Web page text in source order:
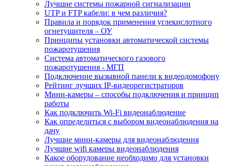
Лучшие системы пожарной сигнализации
UTP и FTP кабели: в чем различия?
Правила и порядок применения углекислотного
огнетушителя – ОУ
Принципы установки автоматической системы
пожаротушения
Система автоматического газового
пожаротушения - МГП
Подключение вызывной панели к видеодомофону
Рейтинг лучших IP-видеорегистраторов
Мини-камеры – способы подключения и принцип
работы
Как подключить Wi-Fi видеонаблюдение
Как определиться с выбором видеонаблюдения на
дачу
Лучшие мини-камеры для видеонаблюдения
Лучшие wifi камеры видеонаблюдения
Какое оборудование необходимо для установки